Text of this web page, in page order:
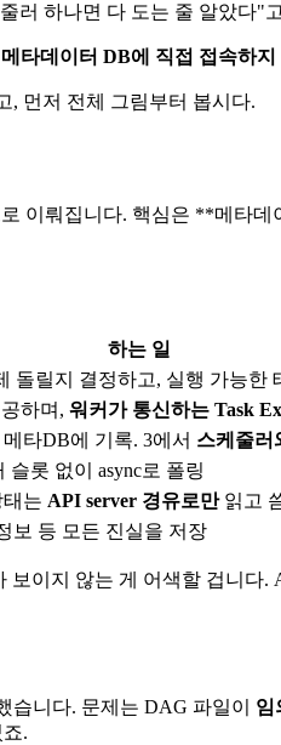
러 하나면 다 도는 줄 알았다"
타데이터 DB에 직접 접속하지
, 먼저 전체 그림부터 봅시다.
이뤄집니다. 핵심은 **메타
하는 일
돌릴지 결정하고, 실행 가능한
하며, 워커가 통신하는 Task
타DB에 기록. 3에서 스케줄러
슬롯 없이 async로 폴링
는 API server 경유로만읽고
보 등 모든 진실을 저장
보이지 않는 게 어색할 겁니다.
습니다. 문제는 DAG 파일이 임
.